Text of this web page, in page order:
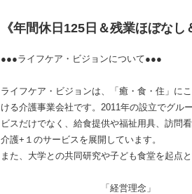
《年間休日125日＆残業ほぼな
●●●ライフケア・ビ
ライフケア・ビジョンは、「癒・食・住」に
ける介護事業会社です。2011年の設立でグル
ビスだけでなく、給食提供や福祉用具、訪問
介護+１のサービスを展開しています。
また、大学との共同研究や子ども食堂を起点
「経営理念」